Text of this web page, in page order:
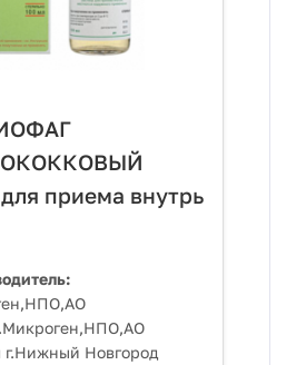
приема внутрь
г.Нижный Новгород